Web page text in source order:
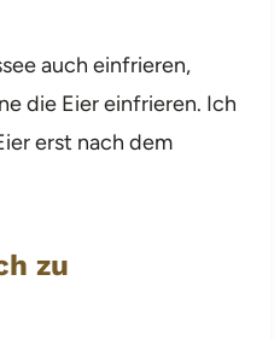
auch einfrieren,
die Eier einfrieren. Ich
erst nach dem
zu